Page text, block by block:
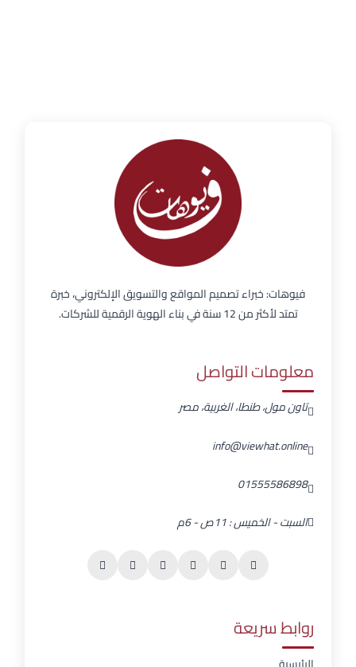
فيوهات: خبراء تصميم المواقع والتسويق الإلكتروني، خبرة
تمتد لأكثر من 12 سنة في بناء الهوية الرقمية للشركات.
معلومات التواصل
تاون مول، طنطا، الغربية، مصر
info@viewhat.online
01555586898
السبت - الخميس : 11ص - 6م
روابط سريعة